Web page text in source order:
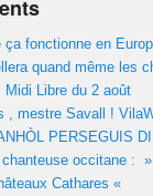
ça fonctionne en
quand même les
Midi Libre du 2 août
, mestre Savall !
PERSEGUIS
chanteuse occitane :
Cathares «